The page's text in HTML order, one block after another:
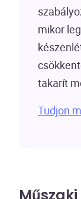
mikor
takarít
Tudjon